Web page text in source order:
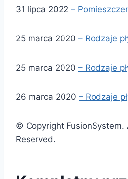
31 lipca 2022 –
25 marca 2020 – Rodzaje
25 marca 2020 – Rodzaje
26 marca 2020 – Rodzaje
© Copyright FusionSystem.
Reserved.